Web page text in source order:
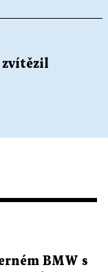
zvítězil
BMW s